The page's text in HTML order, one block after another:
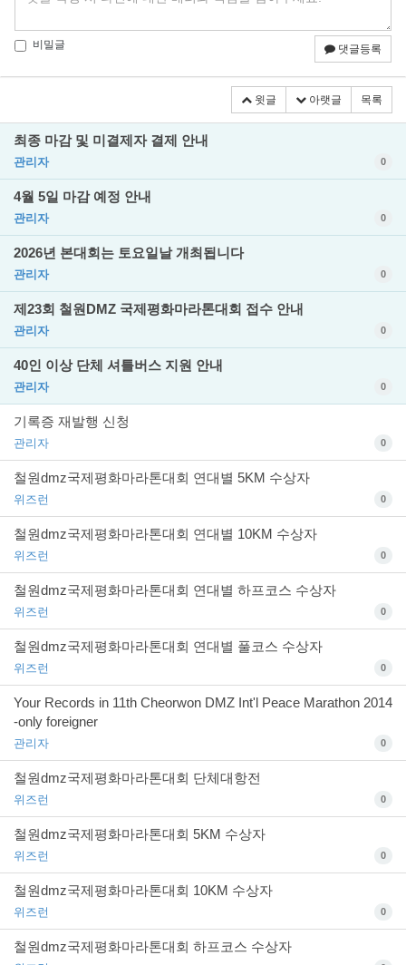
비밀글 댓글등록
윗글 아랫글 목록
최종 마감 및 미결제자 결제 안내
관리자 0
4월 5일 마감 예정 안내
관리자 0
2026년 본대회는 토요일날 개최됩니다
관리자 0
제23회 철원DMZ 국제평화마라톤대회 접수 안내
관리자 0
40인 이상 단체 셔틀버스 지원 안내
관리자 0
기록증 재발행 신청
관리자 0
철원dmz국제평화마라톤대회 연대별 5KM 수상자
위즈런 0
철원dmz국제평화마라톤대회 연대별 10KM 수상자
위즈런 0
철원dmz국제평화마라톤대회 연대별 하프코스 수상자
위즈런 0
철원dmz국제평화마라톤대회 연대별 풀코스 수상자
위즈런 0
Your Records in 11th Cheorwon DMZ Int'l Peace Marathon 2014
-only foreigner
관리자 0
철원dmz국제평화마라톤대회 단체대항전
위즈런 0
철원dmz국제평화마라톤대회 5KM 수상자
위즈런 0
철원dmz국제평화마라톤대회 10KM 수상자
위즈런 0
철원dmz국제평화마라톤대회 하프코스 수상자